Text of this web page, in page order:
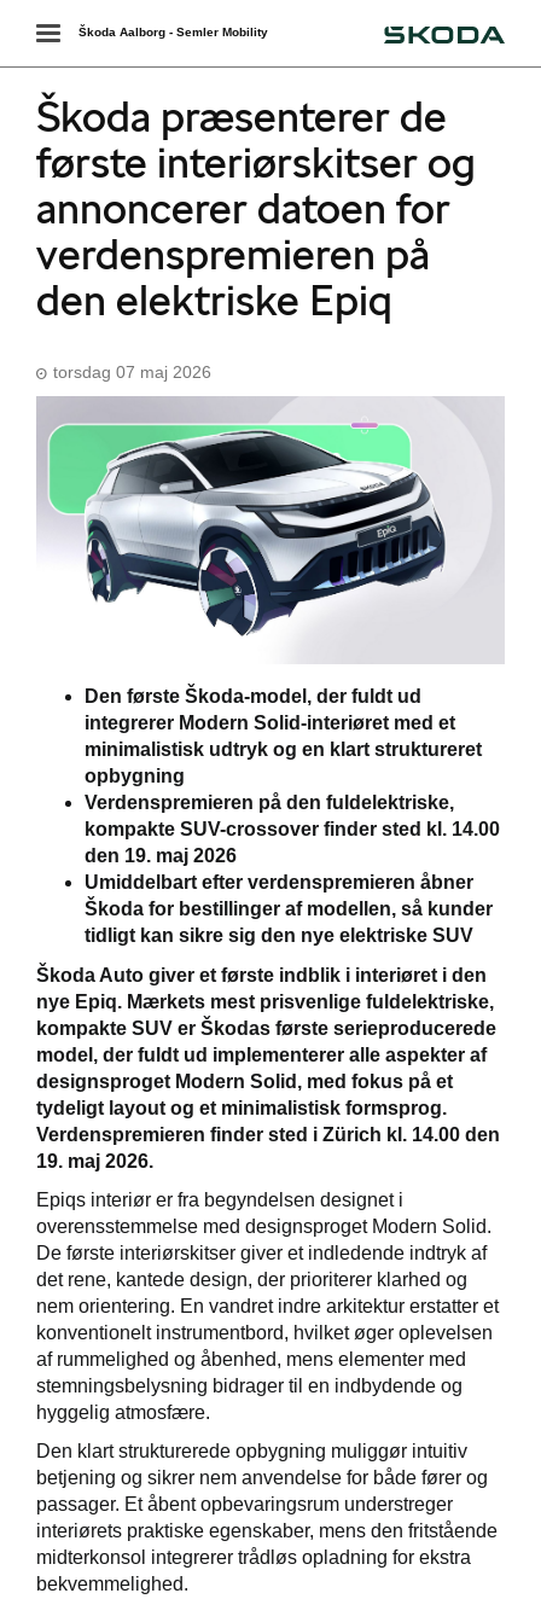
Toggle
navigation
Škoda Aalborg - Semler Mobility
Škoda præsenterer de
første interiørskitser og
annoncerer datoen for
verdenspremieren på
den elektriske Epiq
torsdag 07 maj 2026
Den første Škoda-model, der fuldt ud
integrerer Modern Solid-interiøret med et
minimalistisk udtryk og en klart struktureret
opbygning
Verdenspremieren på den fuldelektriske,
kompakte SUV-crossover finder sted kl. 14.00
den 19. maj 2026
Umiddelbart efter verdenspremieren åbner
Škoda for bestillinger af modellen, så kunder
tidligt kan sikre sig den nye elektriske SUV
Škoda Auto giver et første indblik i interiøret i den
nye Epiq. Mærkets mest prisvenlige fuldelektriske,
kompakte SUV er Škodas første serieproducerede
model, der fuldt ud implementerer alle aspekter af
designsproget Modern Solid, med fokus på et
tydeligt layout og et minimalistisk formsprog.
Verdenspremieren finder sted i Zürich kl. 14.00 den
19. maj 2026.
Epiqs interiør er fra begyndelsen designet i
overensstemmelse med designsproget Modern Solid.
De første interiørskitser giver et indledende indtryk af
det rene, kantede design, der prioriterer klarhed og
nem orientering. En vandret indre arkitektur erstatter et
konventionelt instrumentbord, hvilket øger oplevelsen
af rummelighed og åbenhed, mens elementer med
stemningsbelysning bidrager til en indbydende og
hyggelig atmosfære.
Den klart strukturerede opbygning muliggør intuitiv
betjening og sikrer nem anvendelse for både fører og
passager. Et åbent opbevaringsrum understreger
interiørets praktiske egenskaber, mens den fritstående
midterkonsol integrerer trådløs opladning for ekstra
bekvemmelighed.